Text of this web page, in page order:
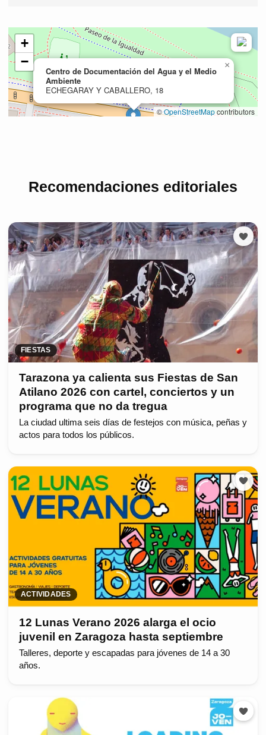
Recomendaciones editoriales
FIESTAS
Tarazona ya calienta sus Fiestas de San
Atilano 2026 con cartel, conciertos y un
programa que no da tregua
La ciudad ultima seis días de festejos con música, peñas y
actos para todos los públicos.
ACTIVIDADES
12 Lunas Verano 2026 alarga el ocio
juvenil en Zaragoza hasta septiembre
Talleres, deporte y escapadas para jóvenes de 14 a 30
años.